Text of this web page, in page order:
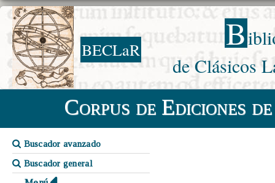
BECLaR B
de Clásicos
Corpus de Ediciones
Buscador avanzado
Buscador general